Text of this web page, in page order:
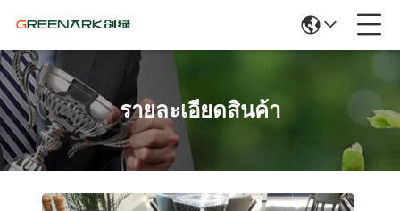
รายละเอียดสินค้า